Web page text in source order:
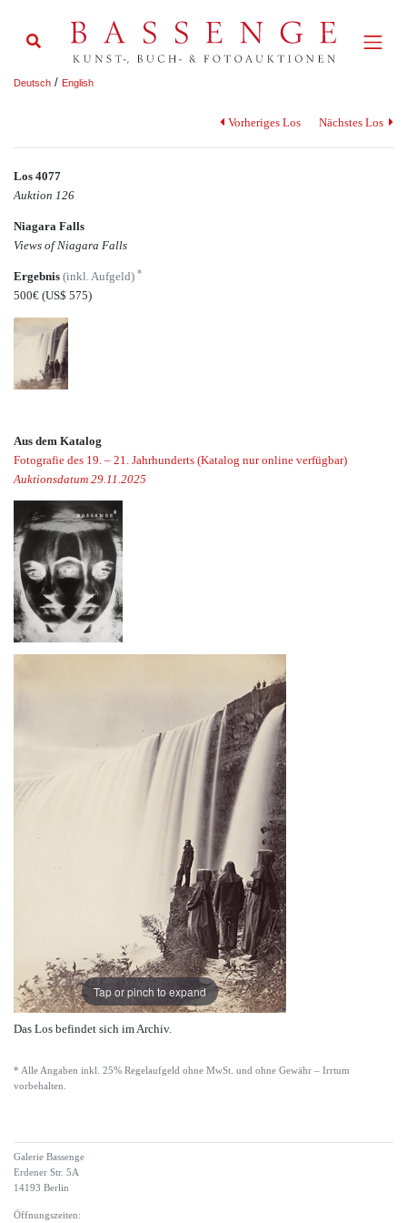
Deutsch / English
Vorheriges Los Nächstes Los
Los 4077
Auktion 126
Niagara Falls
Views of Niagara Falls
Ergebnis (inkl. Aufgeld) *
500€ (US$ 575)
Aus dem Katalog
Fotografie des 19. – 21. Jahrhunderts (Katalog nur online verfügbar)
Auktionsdatum 29.11.2025
Tap or pinch to expand
Das Los befindet sich im Archiv.
* Alle Angaben inkl. 25% Regelaufgeld ohne MwSt. und ohne Gewähr – Irrtum
vorbehalten.
Galerie Bassenge
Erdener Str. 5A
14193 Berlin
Öffnungszeiten: